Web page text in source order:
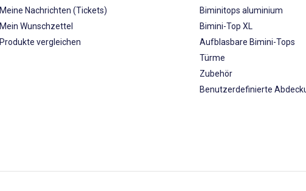
Meine Nachrichten (Tickets)
Mein Wunschzettel
Produkte vergleichen
Biminitops aluminium
Bimini-Top XL
Aufblasbare Bimini-Tops
Türme
Zubehör
Benutzerdefinierte